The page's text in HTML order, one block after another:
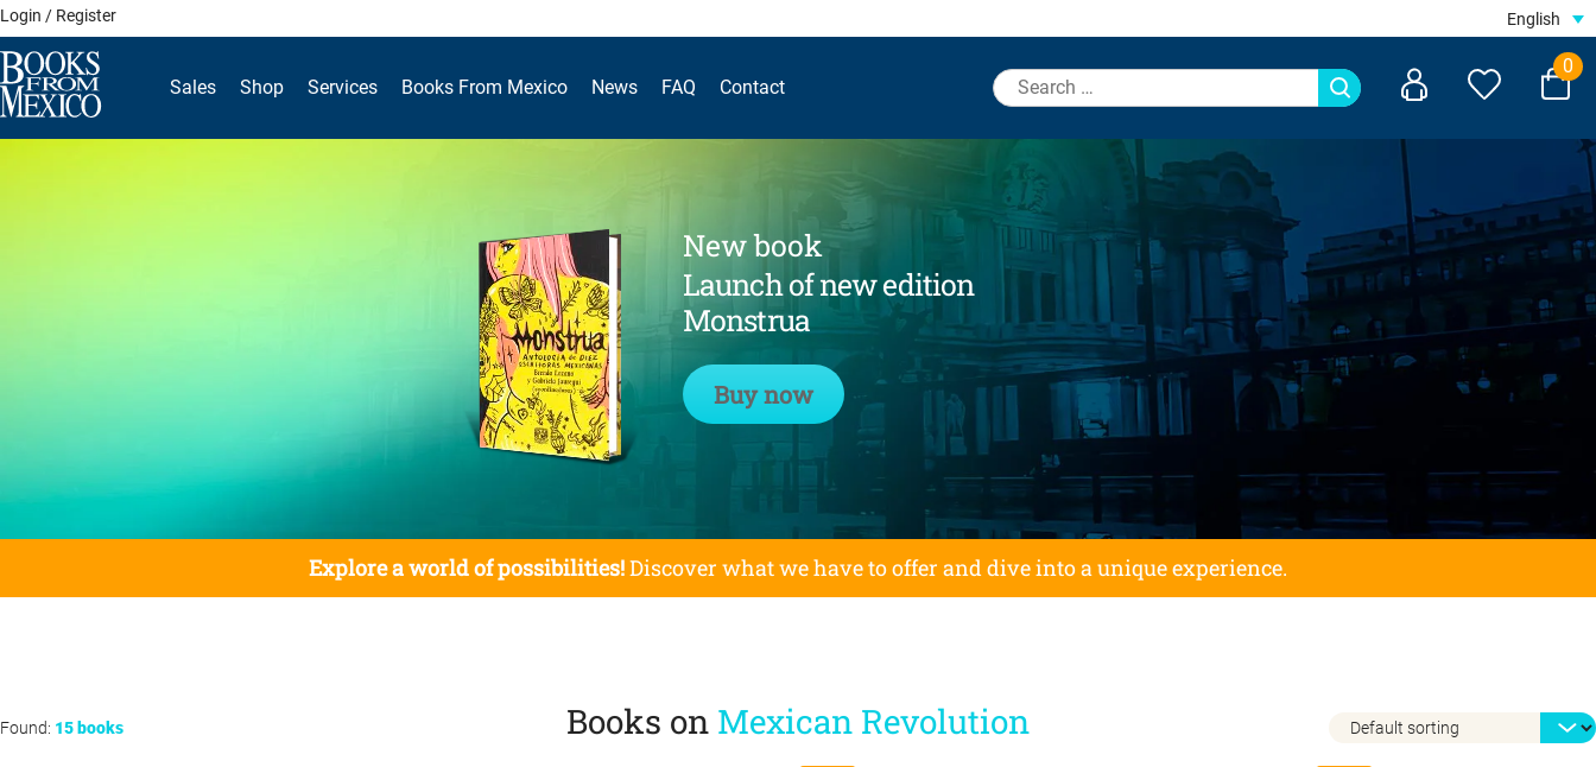
Skip
to
content
Login / Register English
Sales Shop Services Books From Mexico News FAQ Contact
Search
for:
0
New book
Launch of new edition
Monstrua
Buy now
Explore a world of possibilities!Discover what we have to offer and dive into a unique experience.
Found: 15 books Books on Mexican Revolution